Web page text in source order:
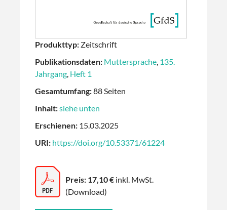
Produkttyp: Zeitschrift
Publikationsdaten: Muttersprache, 135.
Jahrgang, Heft 1
Gesamtumfang:88 Seiten
Inhalt:siehe unten
Erschienen: 15.03.2025
URI: https://doi.org/10.53371/61224
Preis: 17,10 € inkl. MwSt.
(Download)